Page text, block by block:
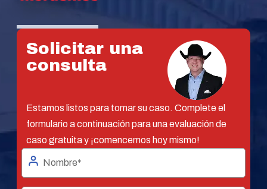
Solicitar una
consulta
Estamos listos para tomar su caso. Complete el
formulario a continuación para una evaluación de
caso gratuita y ¡comencemos hoy mismo!